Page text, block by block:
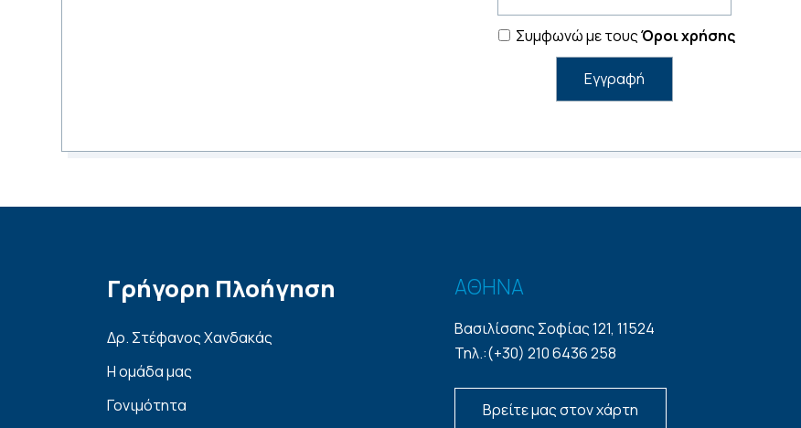
Συμφωνώ με τουςΌροι χρήσης
Γρήγορη Πλοήγηση
Δρ. Στέφανος Χανδακάς
Η ομάδα μας
Γονιμότητα
ΑΘΗΝΑ
Βασιλίσσης Σοφίας 121, 11524
Τηλ.:(+30) 210 6436 258
Βρείτε μας στον χάρτη